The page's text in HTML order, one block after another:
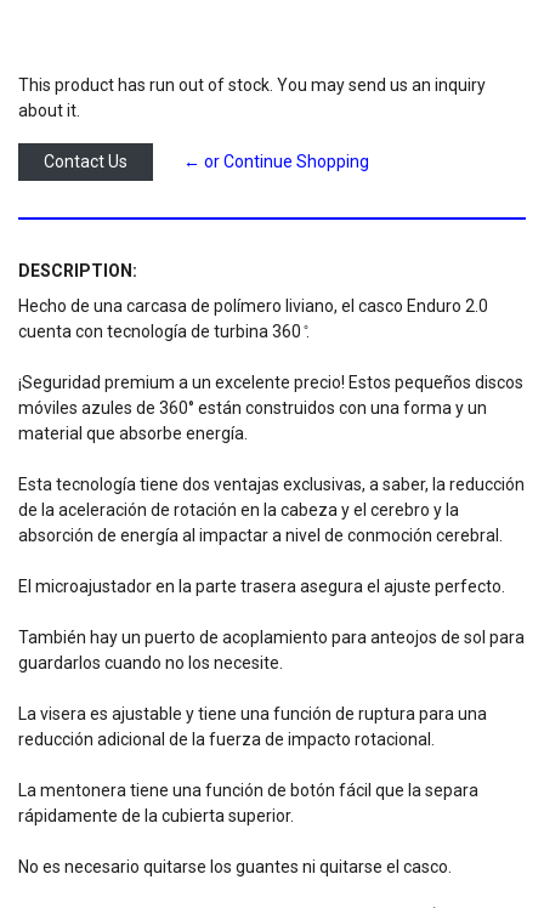
This product has run out of stock. You may send us an inquiry
about it.
Contact Us ← or Continue Shopping
DESCRIPTION:
Hecho de una carcasa de polímero liviano, el casco Enduro 2.0
cuenta con tecnología de turbina 360 ̊.
¡Seguridad premium a un excelente precio! Estos pequeños discos
móviles azules de 360° están construidos con una forma y un
material que absorbe energía.
Esta tecnología tiene dos ventajas exclusivas, a saber, la reducción
de la aceleración de rotación en la cabeza y el cerebro y la
absorción de energía al impactar a nivel de conmoción cerebral.
El microajustador en la parte trasera asegura el ajuste perfecto.
También hay un puerto de acoplamiento para anteojos de sol para
guardarlos cuando no los necesite.
La visera es ajustable y tiene una función de ruptura para una
reducción adicional de la fuerza de impacto rotacional.
La mentonera tiene una función de botón fácil que la separa
rápidamente de la cubierta superior.
No es necesario quitarse los guantes ni quitarse el casco.